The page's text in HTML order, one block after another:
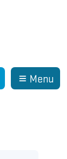
tonen /Menu